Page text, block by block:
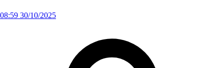
08:59 30/10/2025